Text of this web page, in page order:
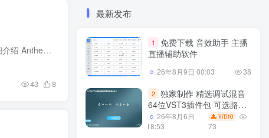
KONTAKT 5.8.1 + | 2024.05.30 | 910 MB 重点说明 已加入标准入库文件与壁纸，可直接入库使用！ 详细介绍 Anthem Choir 2 是 Anthem Choir 的续作，这是一款为流行、摇滚、电子、嘻哈和颂歌等非...
43 8
最新发布
1
免费下载 音效助手 主播
直播辅助软件
26年8月9日 00:03 38
2 独家制作 精选调试混音
64位VST3插件包 可选路径
一键安装600个效果器合集
v4.0 WiN 支持定制
26年8月6日
18:53
Y币10
73